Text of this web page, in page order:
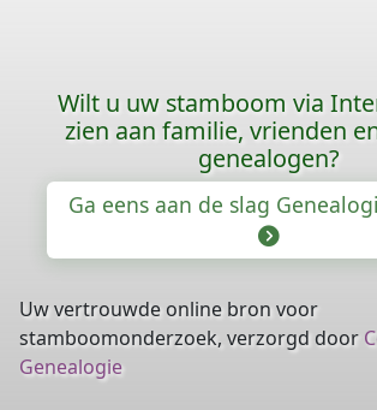
Wilt u uw stamboom via
zien aan familie, vrienden
genealogen?
Ga eens aan de slag
Uw vertrouwde online bron voor
stamboomonderzoek, verzorgd door
Genealogie